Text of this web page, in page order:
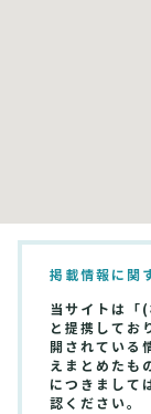
掲載情報に関
当サイトは「
と提携してお
開されている
えまとめたも
につきまして
認ください。